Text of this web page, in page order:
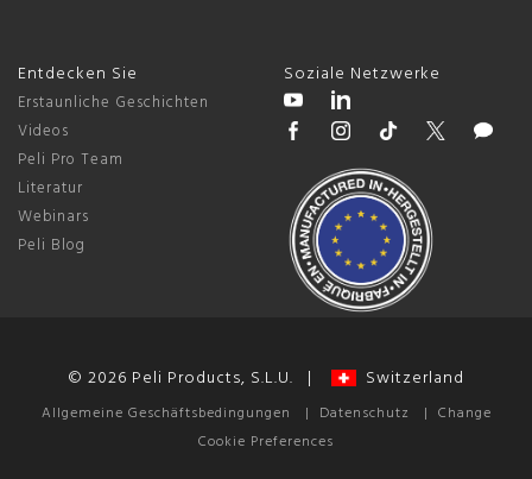
Entdecken Sie
Erstaunliche Geschichten
Videos
Peli Pro Team
Literatur
Webinars
Peli Blog
Soziale Netzwerke
© 2026 Peli Products, S.L.U. | Switzerland
Allgemeine Geschäftsbedingungen | Datenschutz | Change
Cookie Preferences